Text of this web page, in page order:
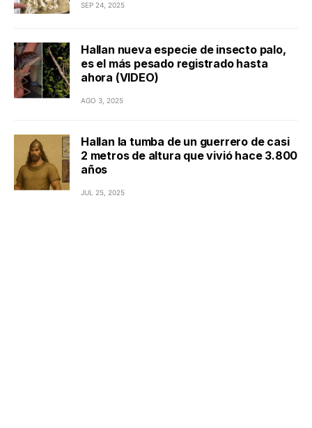
SEP 24, 2025
Hallan nueva especie de insecto palo,
es el más pesado registrado hasta
ahora (VIDEO)
AGO 3, 2025
Hallan la tumba de un guerrero de casi
2 metros de altura que vivió hace 3.800
años
JUL 25, 2025